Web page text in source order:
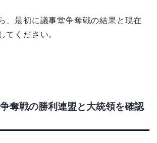
、最初に議事堂争奪戦の結果と現在
てください。
奪戦の勝利連盟と大統領を確認